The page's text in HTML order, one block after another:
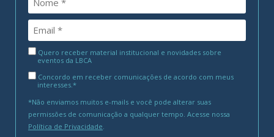
Quero receber material institucional e novidades sobre
eventos da LBCA
Concordo em receber comunicações de acordo com meus
interesses.*
*Não enviamos muitos e-mails e você pode alterar suas
permissões de comunicação a qualquer tempo. Acesse nossa
Política de Privacidade.